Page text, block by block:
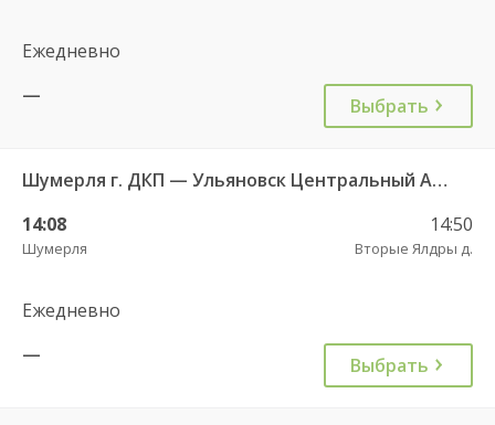
Ежедневно
—
Выбрать
Шумерля г. ДКП — Ульяновск Центральный АВ 724
14:08
Шумерля
14:50
Вторые Ялдры д.
Ежедневно
—
Выбрать